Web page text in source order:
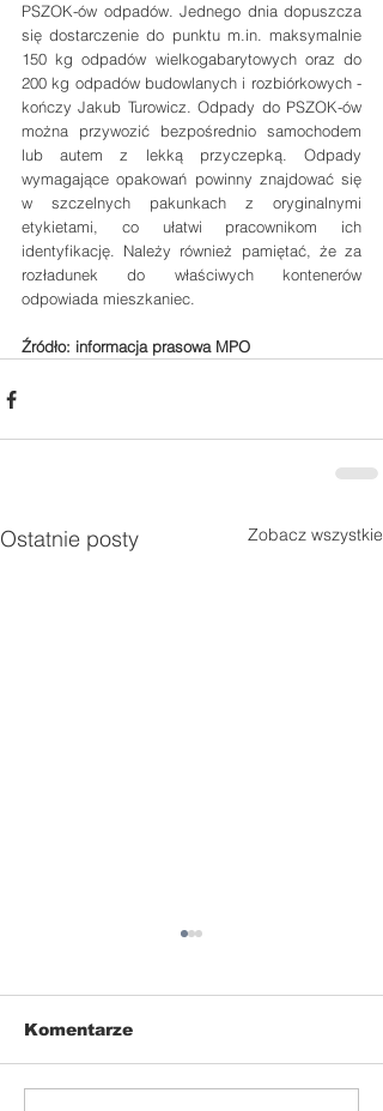
PSZOK-ów odpadów. Jednego dnia dopuszcza
się dostarczenie do punktu m.in. maksymalnie
150 kg odpadów wielkogabarytowych oraz do
200 kg odpadów budowlanych i rozbiórkowych -
kończy Jakub Turowicz. Odpady do PSZOK-ów
można przywozić bezpośrednio samochodem
lub autem z lekką przyczepką. Odpady
wymagające opakowań powinny znajdować się
w szczelnych pakunkach z oryginalnymi
etykietami, co ułatwi pracownikom ich
identyfikację. Należy również pamiętać, że za
rozładunek do właściwych kontenerów
odpowiada mieszkaniec.
Źródło: informacja prasowa MPO
Ostatnie posty Zobacz wszystkie
Komentarze